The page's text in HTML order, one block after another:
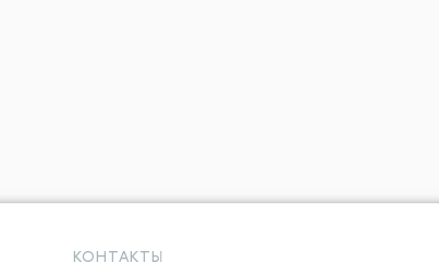
КОНТАКТЫ